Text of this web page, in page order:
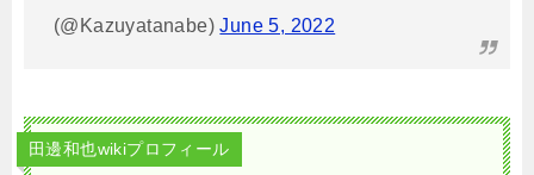
(@Kazuyatanabe)June 5, 2022
田邊和也wikiプロフィール